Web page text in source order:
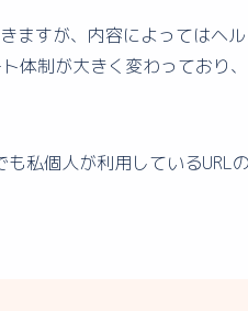
ますが、内容によってはヘル
体制が大きく変わっており、
私個人が利用しているURL